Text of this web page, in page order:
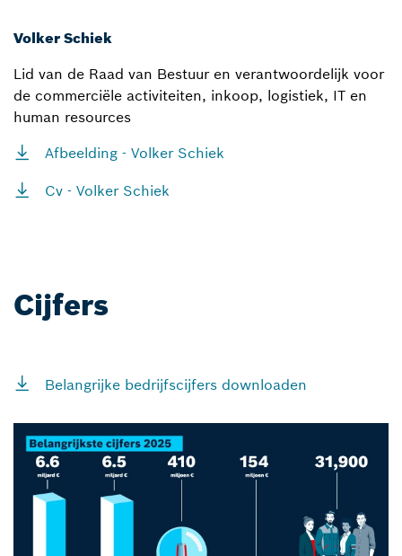
Volker Schiek
Lid van de Raad van Bestuur en verantwoordelijk voor
de commerciële activiteiten, inkoop, logistiek, IT en
human resources
Afbeelding - Volker Schiek
Cv - Volker Schiek
Cijfers
Belangrijke bedrijfscijfers downloaden